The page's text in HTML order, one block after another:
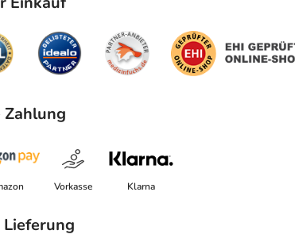
Zahlung
Vorkasse Klarna